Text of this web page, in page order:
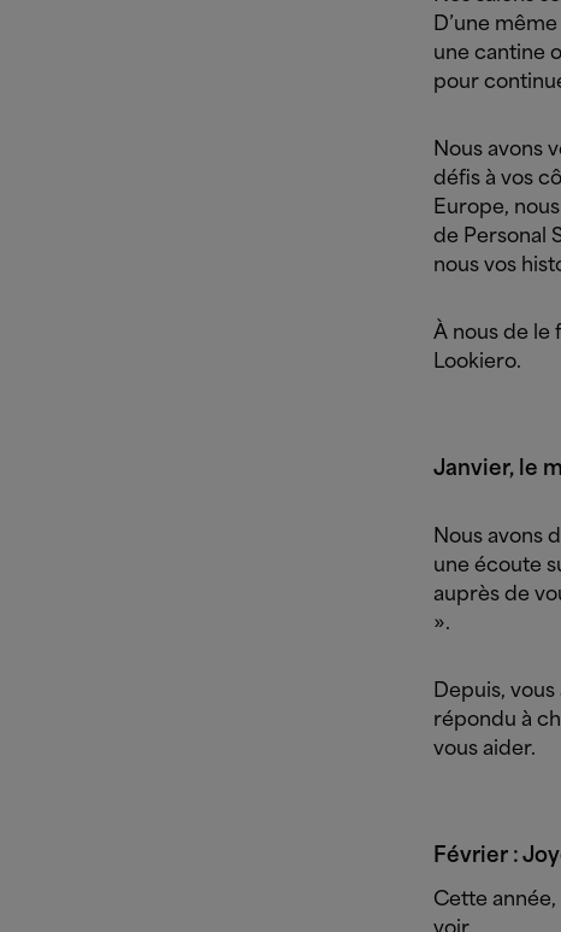
D’une
une cantine
pour
Nous avons
défis à vos
Europe,
de Personal
nous vos
À nous de le
Lookiero.
Janvier, le
Nous avons
une écoute
auprès de
».
Depuis,
répondu à
vous aider.
Février :
Cette